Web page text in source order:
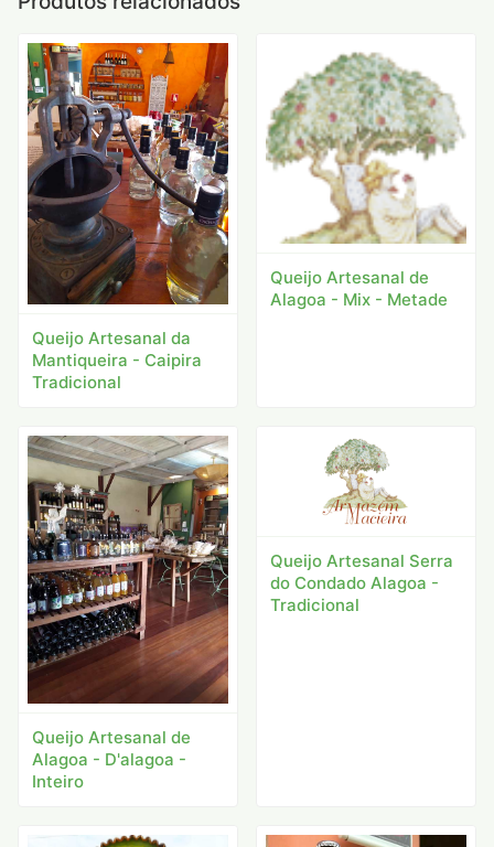
Queijo Artesanal da
Mantiqueira - Caipira
Tradicional
Queijo Artesanal de
Alagoa - Mix - Metade
Queijo Artesanal de
Alagoa - D'alagoa -
Inteiro
Queijo Artesanal Serra
do Condado Alagoa -
Tradicional